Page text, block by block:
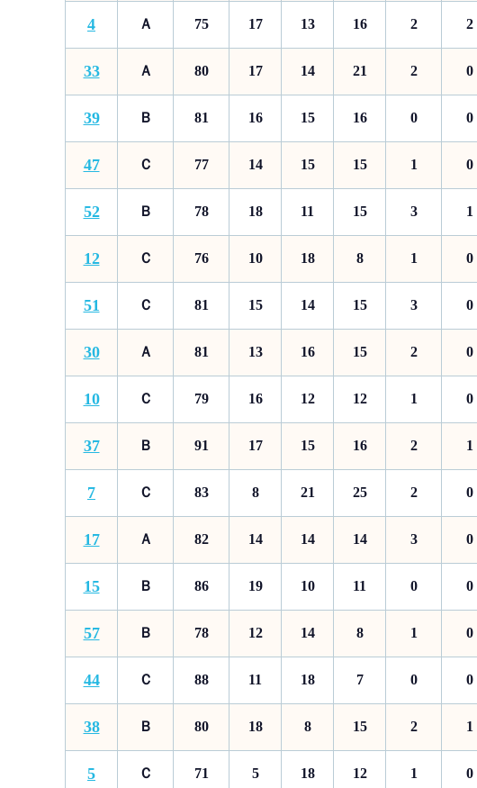
4 Ａ 75 17 13 16 2 2
33 Ａ 80 17 14 21 2 0
39 Ｂ 81 16 15 16 0 0
47 Ｃ 77 14 15 15 1 0
52 Ｂ 78 18 11 15 3 1
12 Ｃ 76 10 18 8 1 0
51 Ｃ 81 15 14 15 3 0
30 Ａ 81 13 16 15 2 0
10 Ｃ 79 16 12 12 1 0
37 Ｂ 91 17 15 16 2 1
7 Ｃ 83 8 21 25 2 0
17 Ａ 82 14 14 14 3 0
15 Ｂ 86 19 10 11 0 0
57 Ｂ 78 12 14 8 1 0
44 Ｃ 88 11 18 7 0 0
38 Ｂ 80 18 8 15 2 1
5 Ｃ 71 5 18 12 1 0